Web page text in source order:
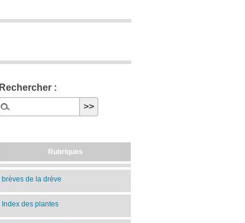
Rechercher :
Rubriques
brèves de la drève
Index des plantes